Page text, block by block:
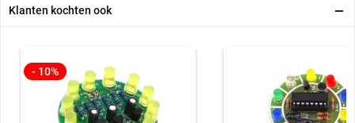
50,5 x 50,2
1
Klanten kochten ook
- 10%